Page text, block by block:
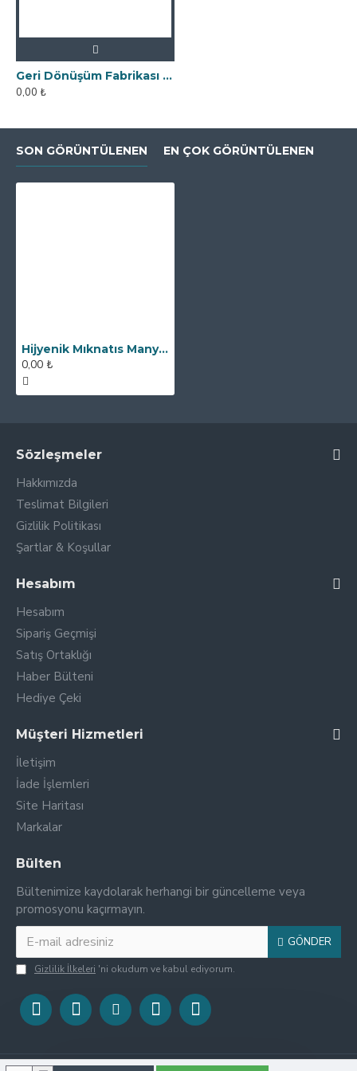
Geri Dönüşüm Fabrikası İçin Kolay Temizlenebilir Neodyum Elek Mıknatıs
0,00 ₺
SON GÖRÜNTÜLENEN EN ÇOK GÖRÜNTÜLENEN
Hijyenik Mıknatıs Manyetik Filtre - 3" - DN80
0,00 ₺
Sözleşmeler
Hakkımızda
Teslimat Bilgileri
Gizlilik Politikası
Şartlar & Koşullar
Hesabım
Hesabım
Sipariş Geçmişi
Satış Ortaklığı
Haber Bülteni
Hediye Çeki
Müşteri Hizmetleri
İletişim
İade İşlemleri
Site Haritası
Markalar
Bülten
Bültenimize kaydolarak herhangi bir güncelleme veya
promosyonu kaçırmayın.
GÖNDER
Gizlilik İlkeleri 'ni okudum ve kabul ediyorum.